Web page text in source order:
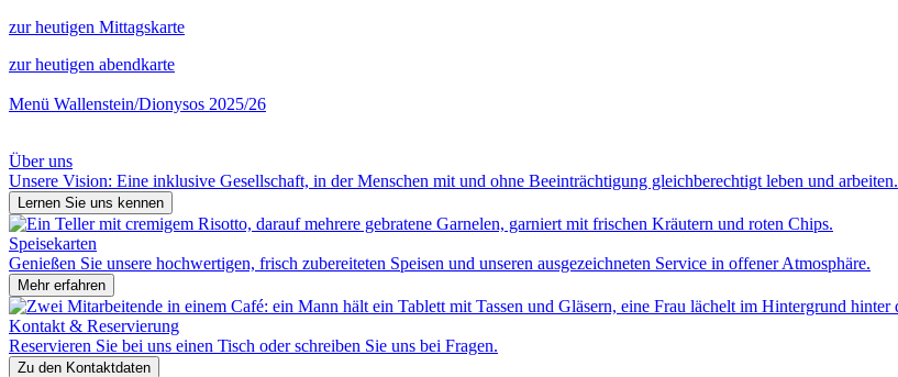
zur heutigen Mittagskarte
zur heutigen abendkarte
Menü Wallenstein/Dionysos 2025/26
Über uns
Unsere Vision: Eine inklusive Gesellschaft, in der Menschen mit und ohne Beeinträchtigung gleichberechtigt leben und arbeiten.
Lernen Sie uns kennen
Speisekarten
Genießen Sie unsere hochwertigen, frisch zubereiteten Speisen und unseren ausgezeichneten Service in offener Atmosphäre.
Mehr erfahren
Kontakt & Reservierung
Reservieren Sie bei uns einen Tisch oder schreiben Sie uns bei Fragen.
Zu den Kontaktdaten